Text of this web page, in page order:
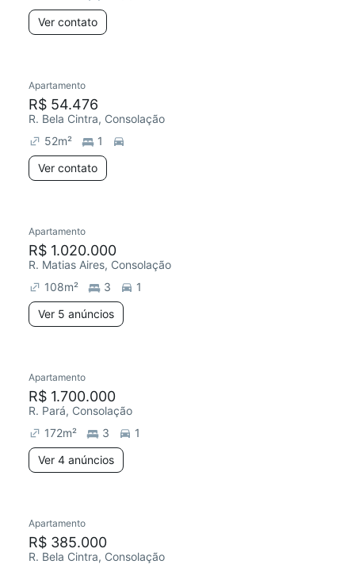
Ver contato
Apartamento
R$ 54.476
R. Bela Cintra, Consolação
52m²
1
Ver contato
Apartamento
R$ 1.020.000
R. Matias Aires, Consolação
108m² 3
1
Ver 5 anúncios
Apartamento
R$ 1.700.000
R. Pará, Consolação
172m² 3
1
Ver 4 anúncios
Apartamento
R$ 385.000
R. Bela Cintra, Consolação